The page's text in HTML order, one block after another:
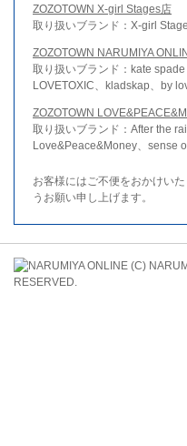
ZOZOTOWN X-girl Stages店
取り扱いブランド：X-girl
ZOZOTOWN NARUMIYA
取り扱いブランド：kate
LOVETOXIC、kladskap、by
ZOZOTOWN
取り扱いブランド：After the
Love&Peace&Money、sense
お客様にはご不便をおかけい
うお願い申し上げます。